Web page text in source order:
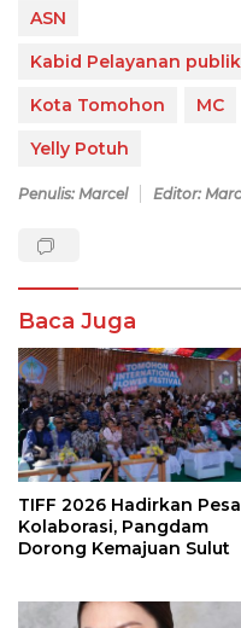
ASN
Kabid Pelayanan
Kota Tomohon
MC
Yelly Potuh
Penulis: Marcel Editor:
Baca Juga
TIFF 2026 Hadirkan
Kolaborasi, Pangdam
Dorong Kemajuan Sulut